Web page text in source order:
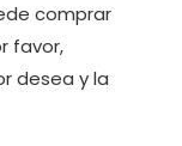
comprar
favor,
desea y la